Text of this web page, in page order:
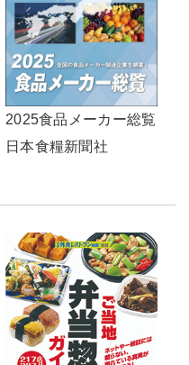
2025食品メーカー総覧
日本食糧新聞社